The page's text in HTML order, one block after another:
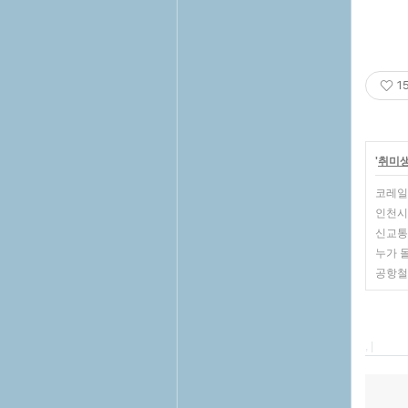
'취미
코레
인천
신교
누가
공항
, |